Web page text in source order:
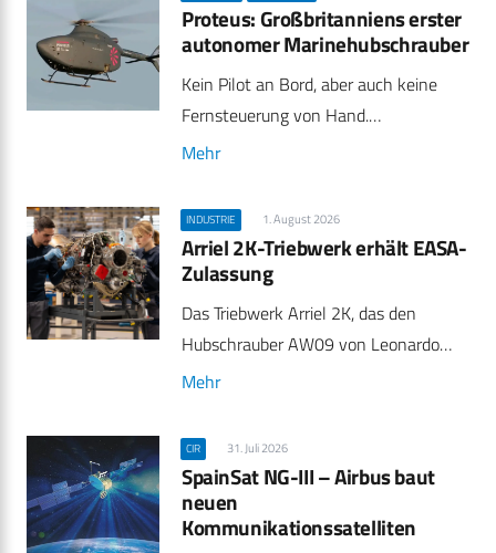
Proteus: Großbritanniens erster
autonomer Marinehubschrauber
Kein Pilot an Bord, aber auch keine
Fernsteuerung von Hand.…
Mehr
INDUSTRIE 1. August 2026
Arriel 2K-Triebwerk erhält EASA-
Zulassung
Das Triebwerk Arriel 2K, das den
Hubschrauber AW09 von Leonardo…
Mehr
CIR 31. Juli 2026
SpainSat NG-III – Airbus baut
neuen
Kommunikationssatelliten